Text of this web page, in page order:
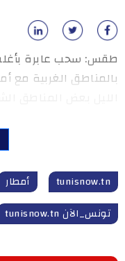
طقس: سحب عابرة بأغلب
بالمناطق الغربية مع
tunisnow.tn أمطار
تونس_الآن tunisnow.tn